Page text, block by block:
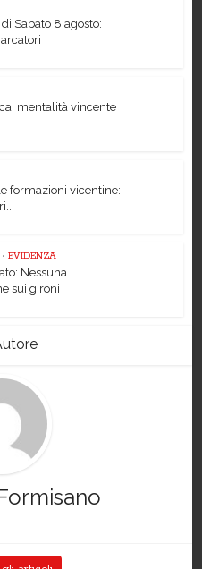
Sabato 8 agosto:
mentalità vincente
formazioni vicentine:
• EVIDENZA
Nessuna
sui gironi